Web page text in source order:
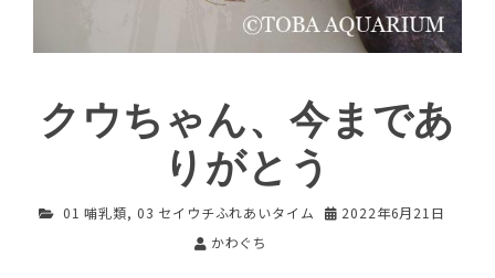
クウちゃん、今まであ
りがとう
01 哺乳類, 03 セイウチふれあいタイム
2022年6月21日
かわぐち